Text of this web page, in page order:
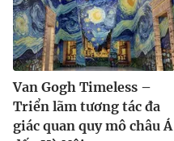
Van Gogh Timeless –
Triển lãm tương tác đa
giác quan quy mô châu Á